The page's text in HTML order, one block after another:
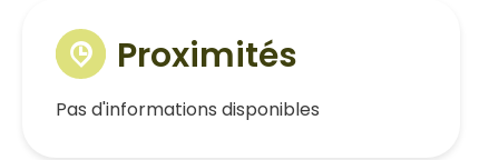
Proximités
Pas d'informations disponibles